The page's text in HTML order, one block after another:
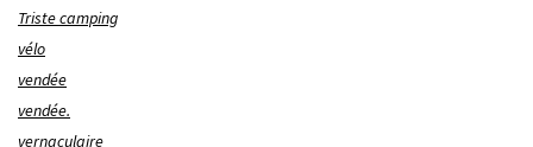
Triste camping
vélo
vendée
vendée.
vernaculaire